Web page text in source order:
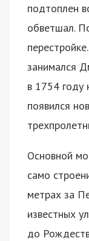
подтоплен
обветшал.
занимался
в 1754 году
появился
Основной
само
метрах за
известных
до